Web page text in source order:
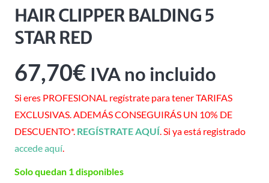
HAIR CLIPPER BALDING 5
STAR RED
67,70€ IVA no incluido
Si eres PROFESIONAL regístrate para tener TARIFAS
EXCLUSIVAS. ADEMÁS CONSEGUIRÁS UN 10% DE
DESCUENTO*. REGÍSTRATE AQUÍ. Si ya está registrado
accede aquí.
Solo quedan 1 disponibles